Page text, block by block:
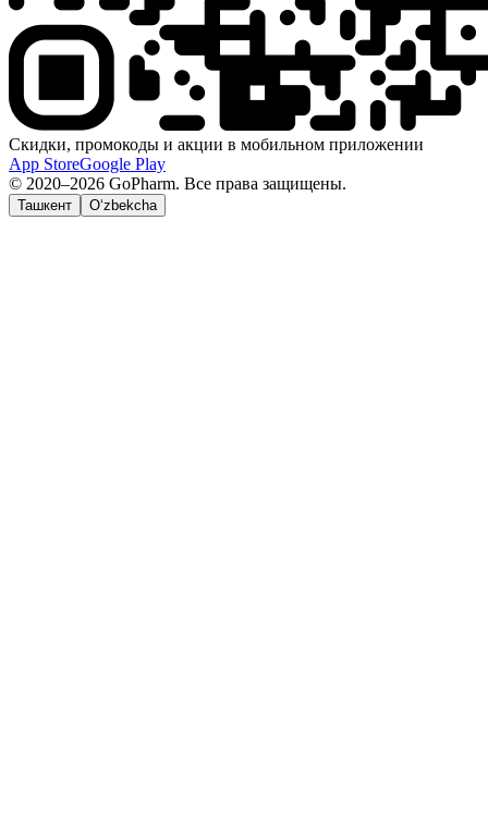
Скидки, промокоды и акции в мобильном приложении
App StoreGoogle Play
© 2020–2026 GoPharm. Все права защищены.
Ташкент O‘zbekcha